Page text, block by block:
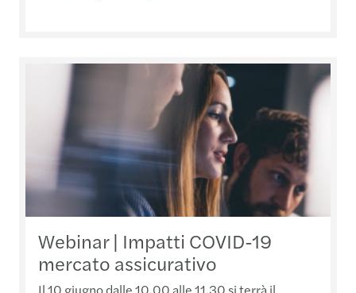
Webinar | Impatti COVID-19
mercato assicurativo